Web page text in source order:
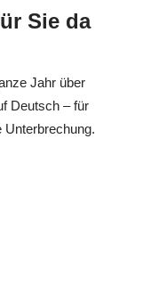
Sie da
Jahr über
Deutsch – für
Unterbrechung.